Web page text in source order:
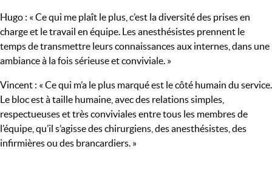
Hugo : « Ce qui me plaît le plus, c’est la diversité des prises en
charge et le travail en équipe. Les anesthésistes prennent le
temps de transmettre leurs connaissances aux internes, dans une
ambiance à la fois sérieuse et conviviale. »
Vincent : « Ce qui m’a le plus marqué est le côté humain du service.
Le bloc est à taille humaine, avec des relations simples,
respectueuses et très conviviales entre tous les membres de
l’équipe, qu’il s’agisse des chirurgiens, des anesthésistes, des
infirmières ou des brancardiers. »